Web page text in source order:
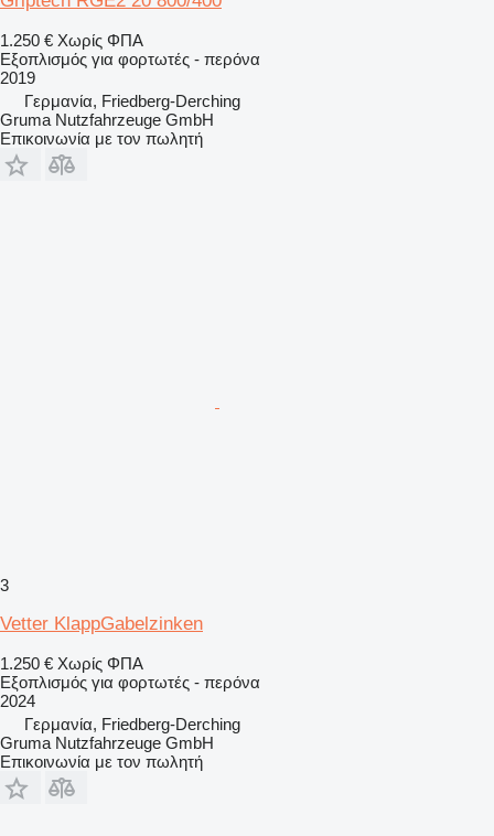
1.250 € Χωρίς ΦΠΑ
Εξοπλισμός για φορτωτές - περόνα
2019
Γερμανία, Friedberg-Derching
Gruma Nutzfahrzeuge GmbH
Επικοινωνία με τον πωλητή
3
Vetter KlappGabelzinken
1.250 € Χωρίς ΦΠΑ
Εξοπλισμός για φορτωτές - περόνα
2024
Γερμανία, Friedberg-Derching
Gruma Nutzfahrzeuge GmbH
Επικοινωνία με τον πωλητή